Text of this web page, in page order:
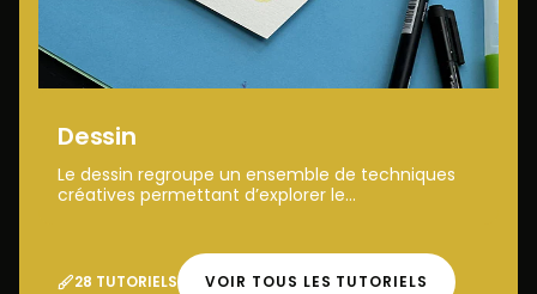
Dessin
Le dessin regroupe un ensemble de techniques
créatives permettant d’explorer le...
28 TUTORIELS VOIR TOUS LES TUTORIELS